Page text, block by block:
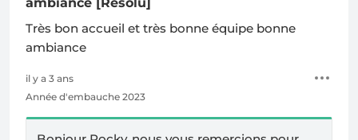
Très bon accueil et très bonne équipe bonne
ambiance
il y a 3 ans
Année d'embauche 2023